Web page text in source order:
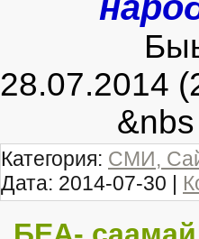
28.07.2014
Категория: СМИ,
Дата: 2014-07-30 |